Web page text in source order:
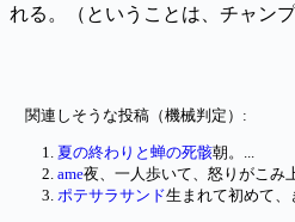
れる。（ということは、チャン
関連しそうな投稿（機械判定）:
夏の終わりと蝉の死骸朝。...
ame夜、一人歩いて、怒りがこみ
ポテサラサンド生まれて初めて、